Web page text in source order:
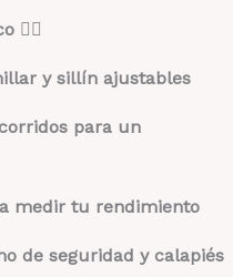
🚴‍♂️
y sillín ajustables
para un
medir tu rendimiento
de seguridad y calapiés